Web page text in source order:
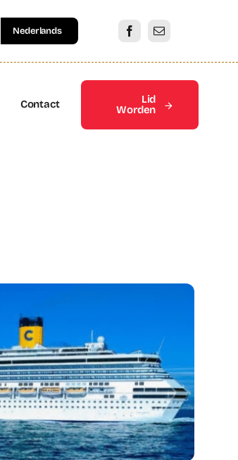
Nederlands
Contact
Lid
Worden